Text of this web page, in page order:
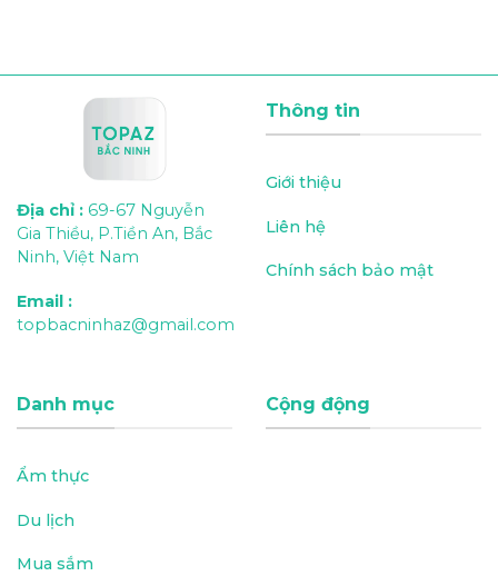
Địa chỉ : 69-67 Nguyễn
Gia Thiều, P.Tiền An, Bắc
Ninh, Việt Nam
Email :
topbacninhaz@gmail.com
Thông tin
Giới thiệu
Liên hệ
Chính sách bảo mật
Danh mục
Ẩm thực
Du lịch
Mua sắm
Cộng động